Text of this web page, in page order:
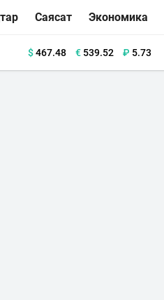
Саясат Экономика
$467.48 €539.52 ₽ 5.73